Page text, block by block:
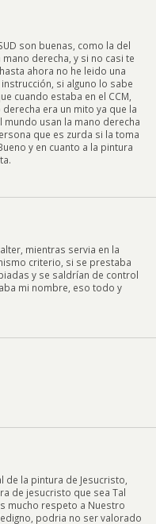
son buenas, como la del
derecha, y si no casi te
ahora no he leido una
si alguno lo sabe
cuando estaba en el CCM,
era un mito ya que la
usan la mano derecha
que es zurda si la toma
y en cuanto a la pintura
mientras servia en la
criterio, si se prestaba
y se saldrían de control
mi nombre, eso todo y
la pintura de Jesucristo,
de jesucristo que sea Tal
mucho respeto a Nuestro
podria no ser valorado